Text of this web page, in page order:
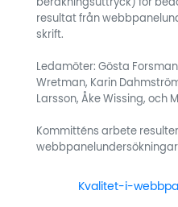
beräkningsuttryck) för
resultat från
skrift.
Ledamöter: Gösta
Wretman, Karin
Larsson, Åke Wissing, och
Kommitténs arbete
Kvalitet-i-